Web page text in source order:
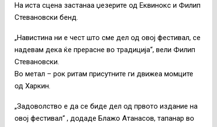
На иста сцена застанаа џезерите од Еквинокс и Филип
Стевановски бенд.
„Навистина ни е чест што сме дел од овој фестивал, се
надевам дека ќе прерасне во традиција“, вели Филип
Стевановски.
Во метал – рок ритам присутните ги движеа момците
од Харкин.
„Задоволство е да се биде дел од првото издание на
овој фестивал“ , додаде Блажо Атанасов, тапанар во